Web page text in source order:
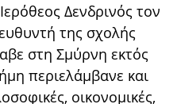
Δενδρινός τον
της σχολής
στη Σμύρνη εκτός
περιελάμβανε και
οικονομικές,